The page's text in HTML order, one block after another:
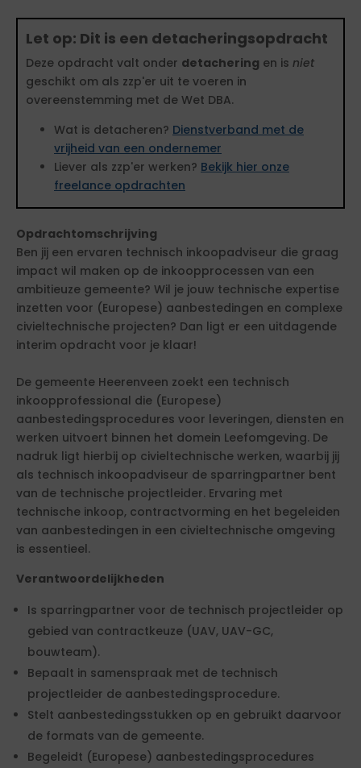
Let op: Dit is een detacheringsopdracht
Deze opdracht valt onder detachering en is niet
geschikt om als zzp'er uit te voeren in
overeenstemming met de Wet DBA.
Wat is detacheren? Dienstverband met de
vrijheid van een ondernemer
Liever als zzp'er werken? Bekijk hier onze
freelance opdrachten
Opdrachtomschrijving
Ben jij een ervaren technisch inkoopadviseur die graag
impact wil maken op de inkoopprocessen van een
ambitieuze gemeente? Wil je jouw technische expertise
inzetten voor (Europese) aanbestedingen en complexe
civieltechnische projecten? Dan ligt er een uitdagende
interim opdracht voor je klaar!
De gemeente Heerenveen zoekt een technisch
inkoopprofessional die (Europese)
aanbestedingsprocedures voor leveringen, diensten en
werken uitvoert binnen het domein Leefomgeving. De
nadruk ligt hierbij op civieltechnische werken, waarbij jij
als technisch inkoopadviseur de sparringpartner bent
van de technische projectleider. Ervaring met
technische inkoop, contractvorming en het begeleiden
van aanbestedingen in een civieltechnische omgeving
is essentieel.
Verantwoordelijkheden
Is sparringpartner voor de technisch projectleider op
gebied van contractkeuze (UAV, UAV-GC,
bouwteam).
Bepaalt in samenspraak met de technisch
projectleider de aanbestedingsprocedure.
Stelt aanbestedingsstukken op en gebruikt daarvoor
de formats van de gemeente.
Begeleidt (Europese) aanbestedingsprocedures